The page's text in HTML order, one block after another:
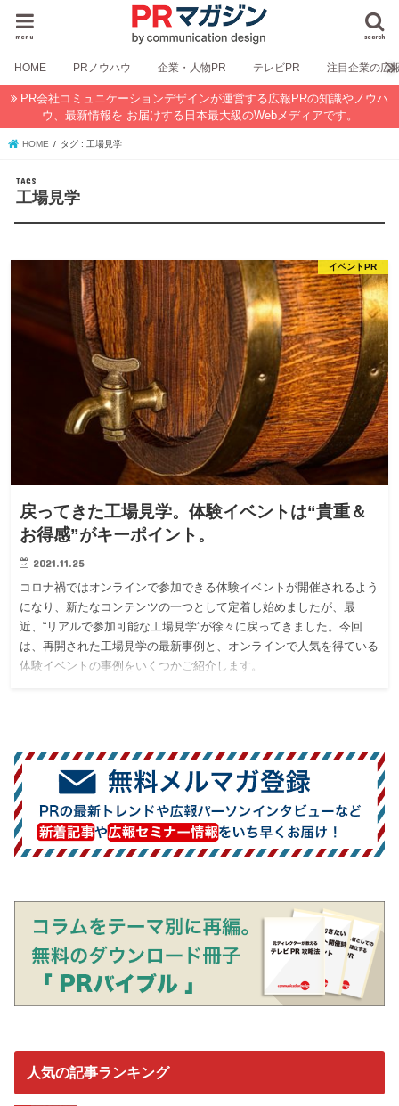
search
menu
HOME PRノウハウ 企業・人物PR テレビPR 注目企業の広
PR会社コミュニケーションデザインが運営する広報PRの知識やノウハ
ウ、最新情報を お届けする日本最大級のWebメディアです。
HOME タグ : 工場見学
工場見学
イベントPR
戻ってきた工場見学。体験イベントは“貴重＆
お得感”がキーポイント。
2021.11.25
コロナ禍ではオンラインで参加できる体験イベントが開催されるよう
になり、新たなコンテンツの一つとして定着し始めましたが、最
近、“リアルで参加可能な工場見学”が徐々に戻ってきました。今回
は、再開された工場見学の最新事例と、オンラインで人気を得ている
体験イベントの事例をいくつかご紹介します。
人気の記事ランキング